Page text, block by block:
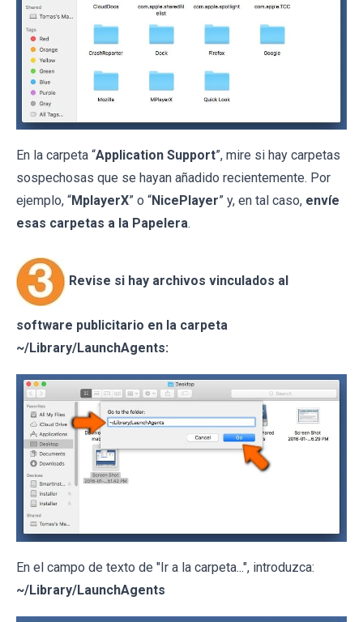
En la carpeta “Application Support”, mire si hay carpetas
sospechosas que se hayan añadido recientemente. Por
ejemplo, “MplayerX” o “NicePlayer” y, en tal caso, envíe
esas carpetas a la Papelera.
Revise si hay archivos vinculados al
software publicitario en la carpeta
~/Library/LaunchAgents:
En el campo de texto de "Ir a la carpeta...", introduzca:
~/Library/LaunchAgents